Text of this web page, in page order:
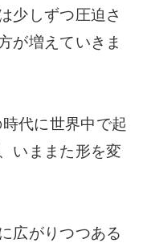
少しずつ圧迫さ
が増えていきま
代に世界中で起
いままた形を変
広がりつつある